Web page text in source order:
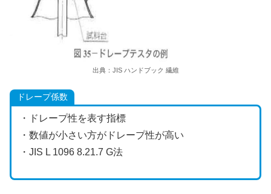
出典：JIS ハンドブック 繊維
ドレープ係数
・ドレープ性を表す指標
・数値が小さい方がドレープ性が高い
・JIS L 1096 8.21.7 G法